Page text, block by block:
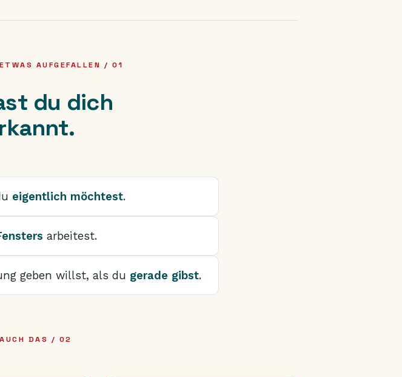
AUFGEFALLEN / 01
du dich
eigentlich möchtest.
arbeitest.
geben willst, als du gerade gibst.
DAS / 02